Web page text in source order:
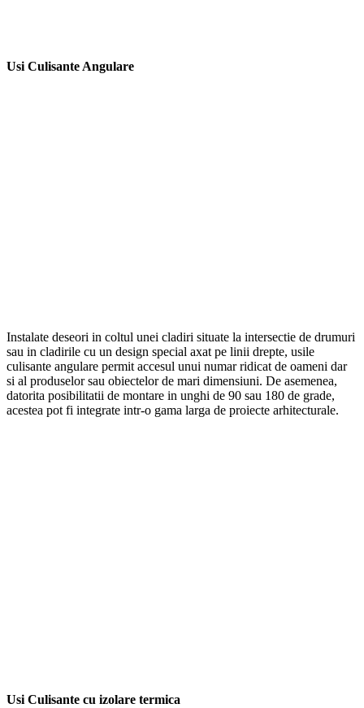
Usi Culisante Angulare
Instalate deseori in coltul unei cladiri situate la intersectie de drumuri
sau in cladirile cu un design special axat pe linii drepte, usile
culisante angulare permit accesul unui numar ridicat de oameni dar
si al produselor sau obiectelor de mari dimensiuni. De asemenea,
datorita posibilitatii de montare in unghi de 90 sau 180 de grade,
acestea pot fi integrate intr-o gama larga de proiecte arhitecturale.
Usi Culisante cu izolare termica